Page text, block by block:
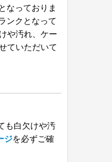
なっておりま
ンクとなって
や汚れ、ケー
ていただいて
も白欠けや汚
ジを必ずご確